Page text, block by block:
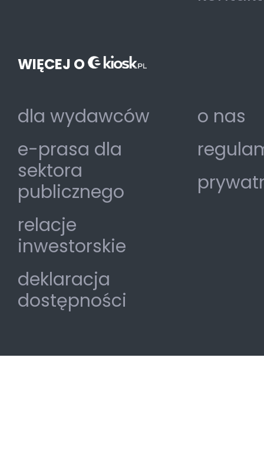
WIĘCEJ O
dla wydawców
e-prasa dla
sektora
publicznego
relacje
inwestorskie
deklaracja
dostępności
o nas